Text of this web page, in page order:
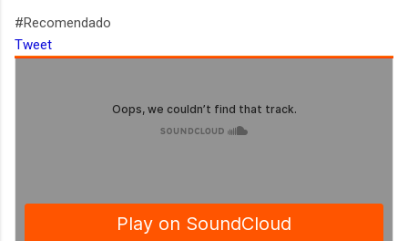
#Recomendado
Tweet